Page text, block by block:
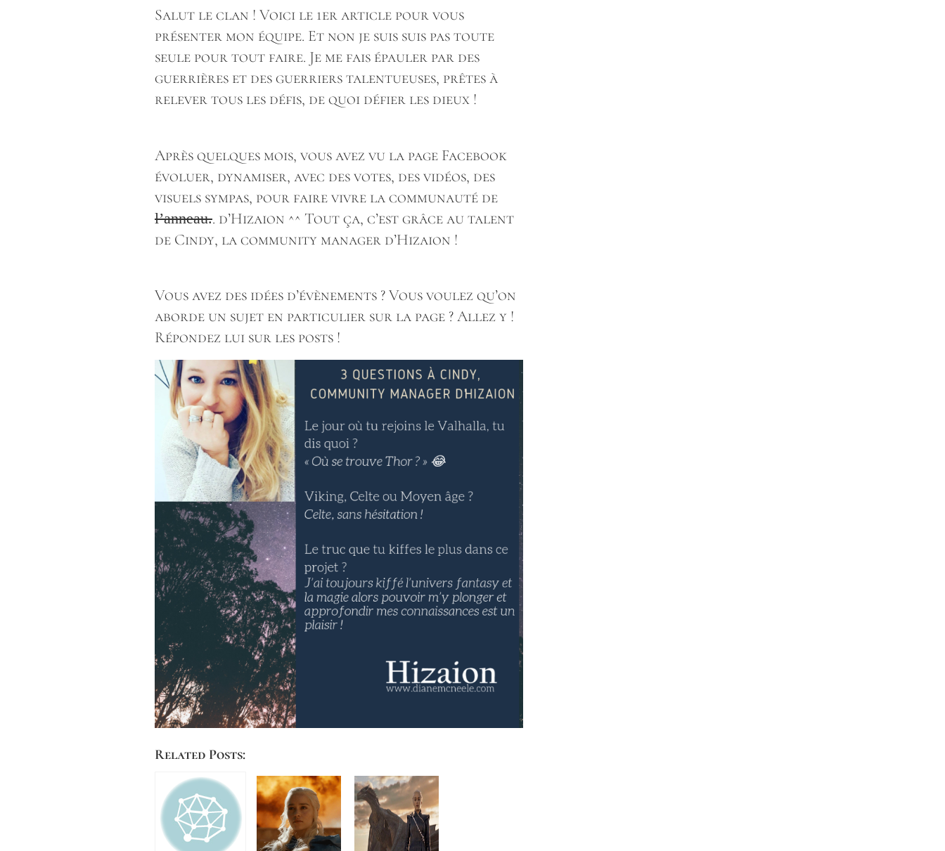
Salut le clan ! Voici le 1er article pour vous
présenter mon équipe. Et non je suis suis pas toute
seule pour tout faire. Je me fais épauler par des
guerrières et des guerriers talentueuses, prêtes à
relever tous les défis, de quoi défier les dieux !
Après quelques mois, vous avez vu la page Facebook
évoluer, dynamiser, avec des votes, des vidéos, des
visuels sympas, pour faire vivre la communauté de
l’anneau.. d’Hizaion ^^ Tout ça, c’est grâce au talent
de Cindy, la community manager d’Hizaion !
Vous avez des idées d’évènements ? Vous voulez qu’on
aborde un sujet en particulier sur la page ? Allez y !
Répondez lui sur les posts !
Related Posts: